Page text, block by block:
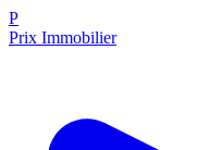
P
Prix Immobilier